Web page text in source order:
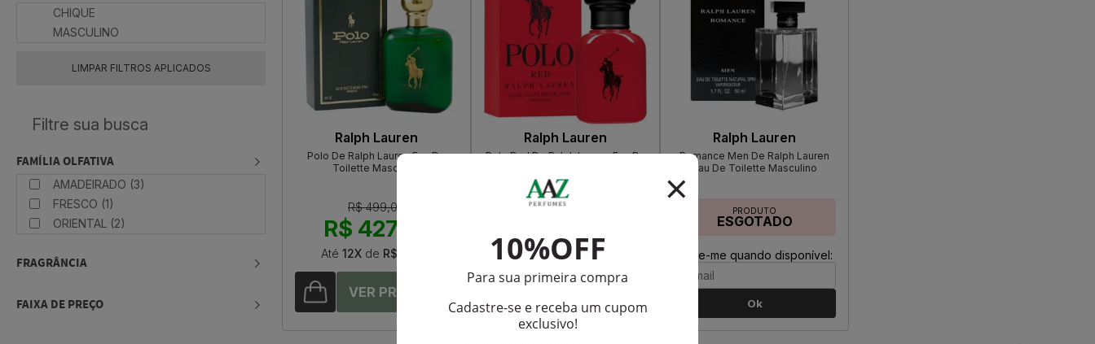
CHIQUE
MASCULINO
LIMPAR FILTROS APLICADOS
FAMÍLIA OLFATIVA
AMADEIRADO (3)
FRESCO (1)
ORIENTAL (2)
FRAGRÂNCIA
FAIXA DE PREÇO
Ralph Lauren
Polo De Ralph Lauren Eau De
Toilette Masculino
R$ 499,00
R$ 427,50
Até 12Xde R$ 35,62
Ralph Lauren
Polo Red De Ralph Lauren Eau De
R$ 715,00
Até12XdeR$ 50,66
Ralph Lauren
Romance Men De Ralph Lauren
Eau De Toilette Masculino
PRODUTO
ESGOTADO
Avise-me quando disponível:
Ok